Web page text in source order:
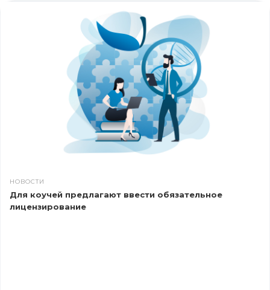
НОВОСТИ
Для коучей предлагают ввести обязательное
лицензирование